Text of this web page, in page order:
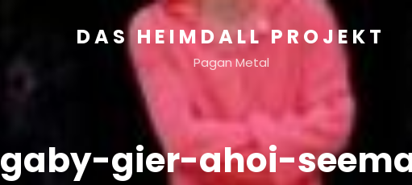
DAS HEIMDALL PROJEKT
Pagan Metal
gaby-gier-ahoi-